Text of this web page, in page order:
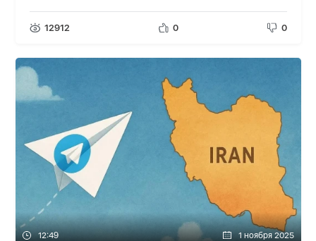
12912 0 0
12:49 1 ноября 2025